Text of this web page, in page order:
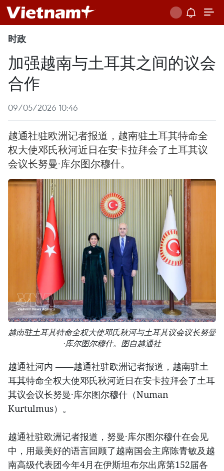
时政
加强越南与土耳其之间的议会
合作
09/05/2026 10:46
越通社驻欧洲记者报道，越南驻土耳其特命全
权大使邓氏秋河近日在安卡拉拜会了土耳其议
会议长努曼·库尔图尔穆什。
越南驻土耳其特命全权大使邓氏秋河与土耳其议会议长努曼
·库尔图尔穆什。图自越通社
越通社河内 ——越通社驻欧洲记者报道，越南驻土
耳其特命全权大使邓氏秋河近日在安卡拉拜会了土耳
其议会议长努曼·库尔图尔穆什（Numan
Kurtulmus）。
越通社驻欧洲记者报道，努曼·库尔图尔穆什在会见
中，用最美好的语言回顾了越南国会主席陈青敏及越
南高级代表团今年4月在伊斯坦布尔出席第152届各